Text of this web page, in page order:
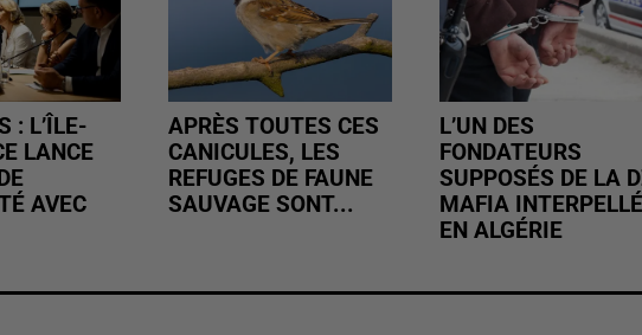
: L’ÎLE-
LANCE
AVEC
APRÈS TOUTES CES
CANICULES, LES
REFUGES DE FAUNE
SAUVAGE SONT...
L’UN DES
FONDATEURS
SUPPOSÉS DE LA
MAFIA INTERPELLÉ
EN ALGÉRIE